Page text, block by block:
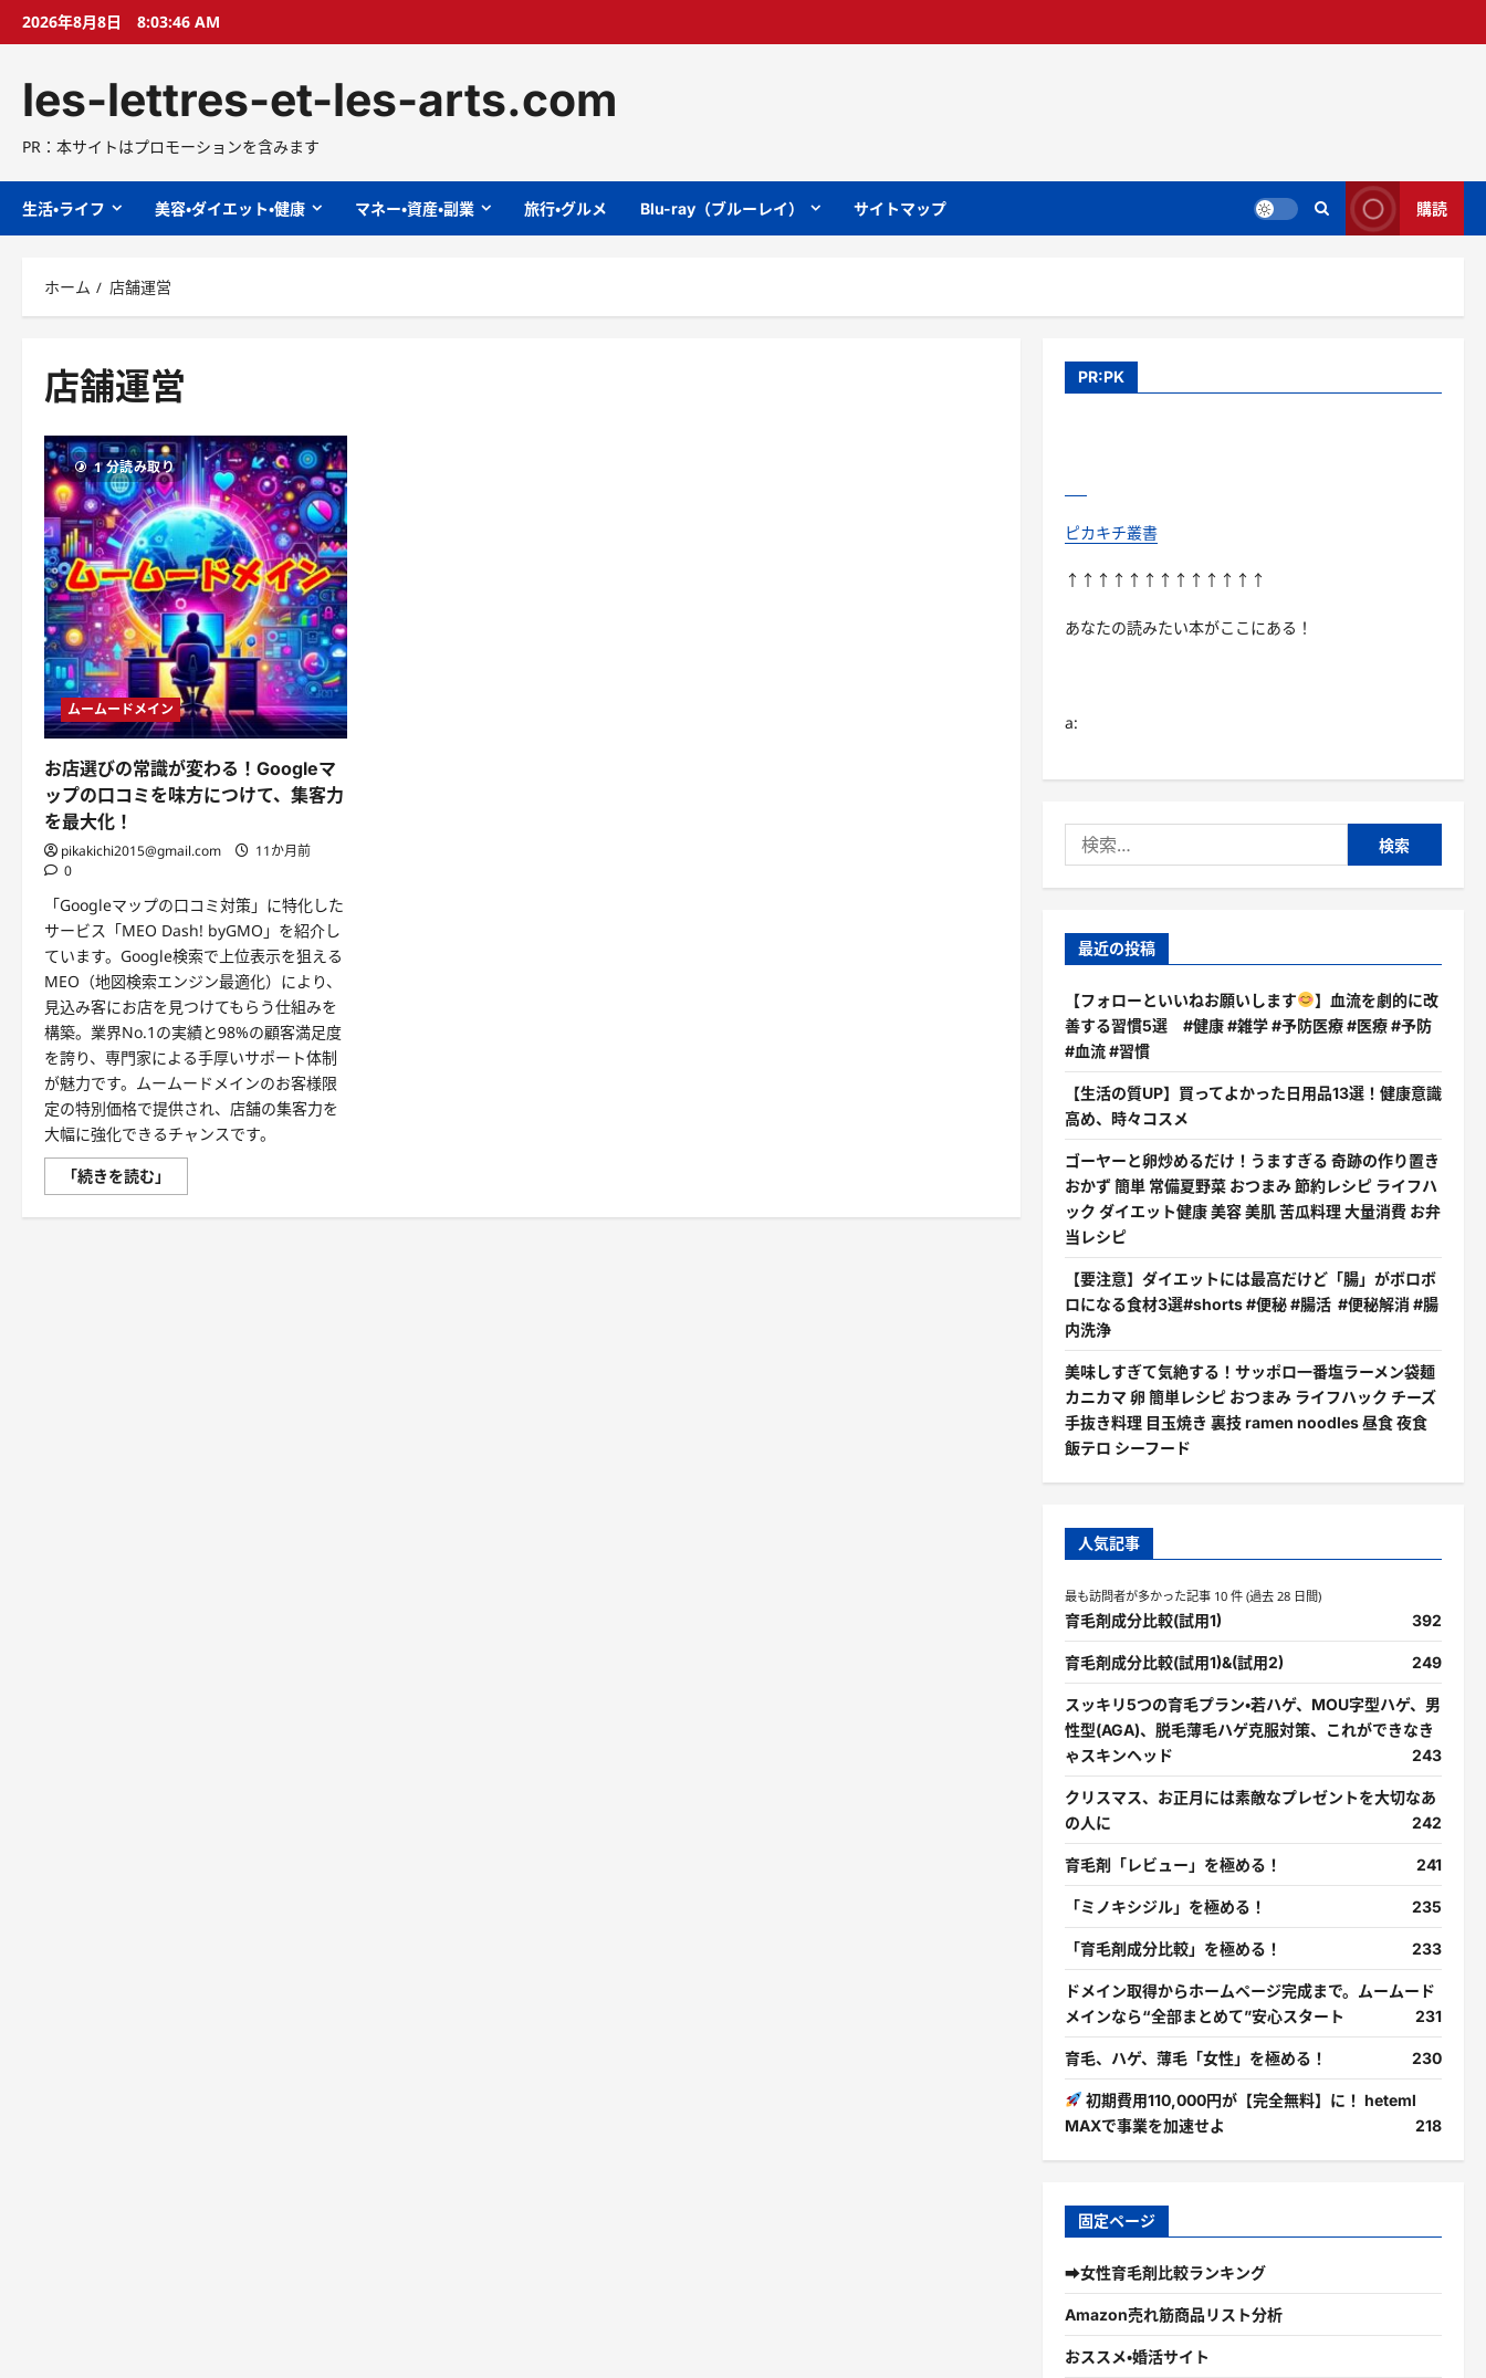
プ
2026年8月8日 8:03:47 AM
les-lettres-et-les-arts.com
PR：本サイトはプロモーションを含みます
生活・ライフ 美容・ダイエット・健康 マネー・資産・副業 旅行・グルメ Blu-ray（ブルーレイ） サイトマップ 購読
ホーム 店舗運営
店舗運営
1 分読み取り
ムームードメイン
お店選びの常識が変わる！Googleマ
ップの口コミを味方につけて、集客力
を最大化！
pikakichi2015@gmail.com
11か月前
0
「Googleマップの口コミ対策」に特化した
サービス「MEO Dash! byGMO」を紹介し
ています。Google検索で上位表示を狙える
MEO（地図検索エンジン最適化）により、
見込み客にお店を見つけてもらう仕組みを
構築。業界No.1の実績と98%の顧客満足度
を誇り、専門家による手厚いサポート体制
が魅力です。ムームードメインのお客様限
定の特別価格で提供され、店舗の集客力を
大幅に強化できるチャンスです。
「続きを読む」
店
び
PR:PK
ピカキチ叢書
↑↑↑↑↑↑↑↑↑↑↑↑↑
あなたの読みたい本がここにある！
a:
索:
最近の投稿
【フォローといいねお願いします
】血流を劇的に改
善する習慣5選 #健康 #雑学 #予防医療 #医療 #予防
#血流 #習慣
【生活の質UP】買ってよかった日用品13選！健康意識
高め、時々コスメ
ゴーヤーと卵炒めるだけ！うますぎる 奇跡の作り置き
おかず 簡単 常備夏野菜 おつまみ 節約レシピ ライフハ
ック ダイエット健康 美容 美肌 苦瓜料理 大量消費 お弁
当レシピ
【要注意】ダイエットには最高だけど「腸」がボロボ
ロになる食材3選#shorts #便秘 #腸活 #便秘解消 #腸
内洗浄
美味しすぎて気絶する！サッポロ一番塩ラーメン袋麺
カニカマ 卵 簡単レシピ おつまみ ライフハック チーズ
手抜き料理 目玉焼き 裏技 ramen noodles 昼食 夜食
飯テロ シーフード
人気記事
最も訪問者が多かった記事 10 件 (過去 28 日間)
育毛剤成分比較(試用1) 392
育毛剤成分比較(試用1)&(試用2) 249
スッキリ5つの育毛プラン・若ハゲ、MOU字型ハゲ、男
性型(AGA)、脱毛薄毛ハゲ克服対策、これができなき
ゃスキンヘッド
243
クリスマス、お正月には素敵なプレゼントを大切なあ
の人に
242
育毛剤「レビュー」を極める！ 241
「ミノキシジル」を極める！ 235
「育毛剤成分比較」を極める！ 233
ドメイン取得からホームページ完成まで。ムームード
メインなら“全部まとめて”安心スタート
231
育毛、ハゲ、薄毛「女性」を極める！ 230
初期費用110,000円が【完全無料】に！ heteml
MAXで事業を加速せよ
218
固定ページ
➡女性育毛剤比較ランキング
Amazon売れ筋商品リスト分析
おススメ・婚活サイト